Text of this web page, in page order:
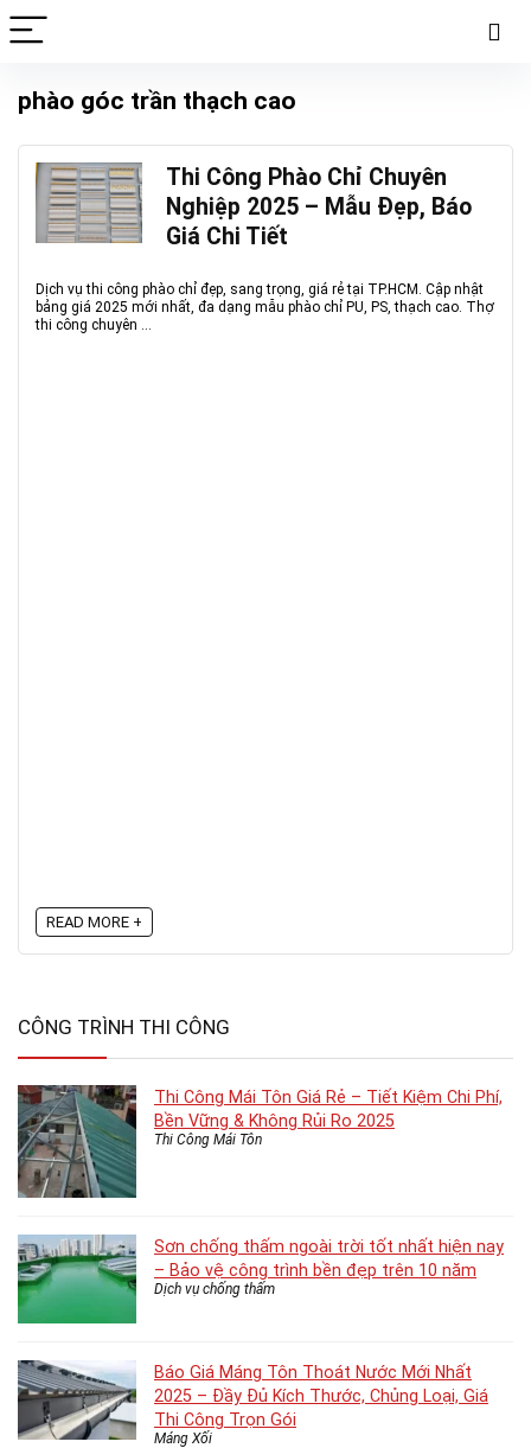
phào góc trần thạch cao
Thi Công Phào Chỉ Chuyên
Nghiệp 2025 – Mẫu Đẹp, Báo
Giá Chi Tiết
Dịch vụ thi công phào chỉ đẹp, sang trọng, giá rẻ tại TP.HCM. Cập nhật
bảng giá 2025 mới nhất, đa dạng mẫu phào chỉ PU, PS, thạch cao. Thợ
thi công chuyên ...
READ MORE +
CÔNG TRÌNH THI CÔNG
Thi Công Mái Tôn Giá Rẻ – Tiết Kiệm Chi Phí,
Bền Vững & Không Rủi Ro 2025
Thi Công Mái Tôn
Sơn chống thấm ngoài trời tốt nhất hiện nay
– Bảo vệ công trình bền đẹp trên 10 năm
Dịch vụ chống thấm
Báo Giá Máng Tôn Thoát Nước Mới Nhất
2025 – Đầy Đủ Kích Thước, Chủng Loại, Giá
Thi Công Trọn Gói
Máng Xối